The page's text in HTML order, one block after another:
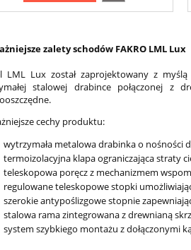
zalety schodów FAKRO LML Lux
LML Lux został zaprojektowany z
stalowej drabince połączonej z
cechy produktu:
wytrzymała metalowa drabinka o nośności
termoizolacyjna klapa ograniczająca straty
teleskopowa poręcz z mechanizmem
regulowane teleskopowe stopki
szerokie antypoślizgowe stopnie
stalowa rama zintegrowana z drewnianą
system szybkiego montażu z dołączonymi